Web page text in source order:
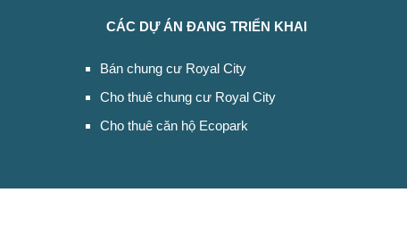
CÁC DỰ ÁN ĐANG TRIỂN KHAI
Bán chung cư Royal City
Cho thuê chung cư Royal City
Cho thuê căn hộ Ecopark